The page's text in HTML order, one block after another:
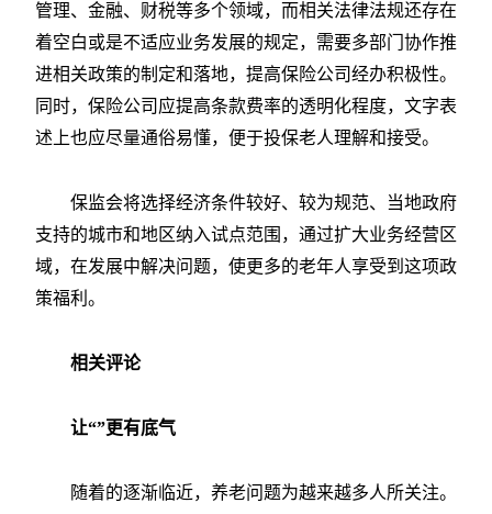
管理、金融、财税等多个领域，而相关法律法规还存在
着空白或是不适应业务发展的规定，需要多部门协作推
进相关政策的制定和落地，提高保险公司经办积极性。
同时，保险公司应提高条款费率的透明化程度，文字表
述上也应尽量通俗易懂，便于投保老人理解和接受。
保监会将选择经济条件较好、较为规范、当地政府
支持的城市和地区纳入试点范围，通过扩大业务经营区
域，在发展中解决问题，使更多的老年人享受到这项政
策福利。
相关评论
让“”更有底气
随着的逐渐临近，养老问题为越来越多人所关注。